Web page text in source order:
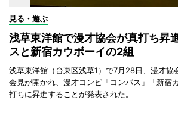
見る・遊ぶ
浅草東洋館で漫才協会が真打ち
スと新宿カウボーイの2組
浅草東洋館（台東区浅草1）で7月28日、漫才協
会見が開かれ、漫才コンビ「コンパス」「新宿
打ちに昇進することが発表された。